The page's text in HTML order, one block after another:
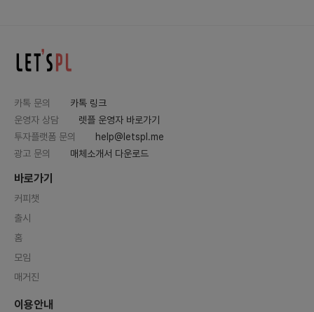
카톡 문의
카톡 링크
운영자 상담
렛플 운영자 바로가기
투자플랫폼 문의
help@letspl.me
광고 문의
매체소개서 다운로드
바로가기
커피챗
출시
홈
모임
매거진
이용안내